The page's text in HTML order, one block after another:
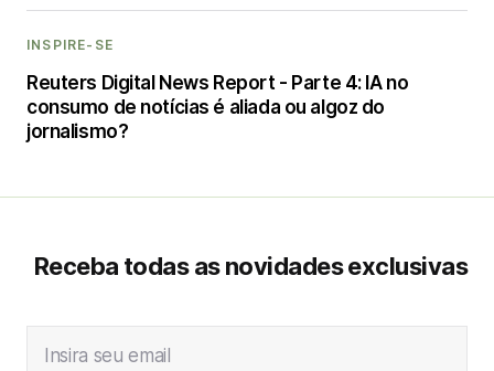
INSPIRE-SE
Reuters Digital News Report - Parte 4: IA no
consumo de notícias é aliada ou algoz do
jornalismo?
Receba todas as novidades exclusivas
Insira seu email